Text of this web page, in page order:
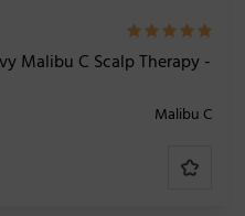
Malibu C Scalp Therapy -
Malibu C